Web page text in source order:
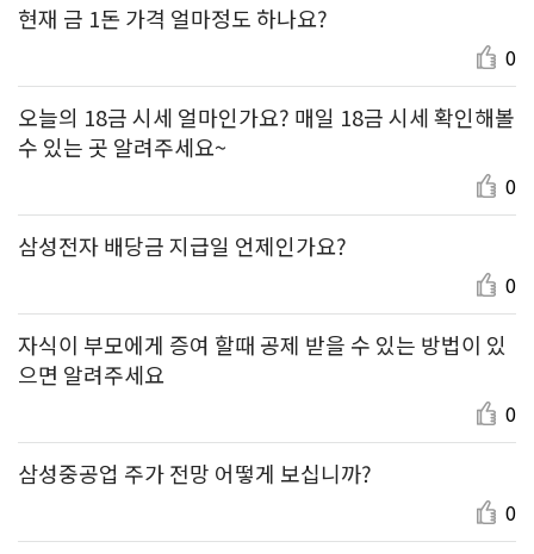
현재 금 1돈 가격 얼마정도 하나요?
0
오늘의 18금 시세 얼마인가요? 매일 18금 시세 확인해볼
수 있는 곳 알려주세요~
0
삼성전자 배당금 지급일 언제인가요?
0
자식이 부모에게 증여 할때 공제 받을 수 있는 방법이 있
으면 알려주세요
0
삼성중공업 주가 전망 어떻게 보십니까?
0